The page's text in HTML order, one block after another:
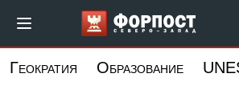
основному
Форпост
Геократия Образование